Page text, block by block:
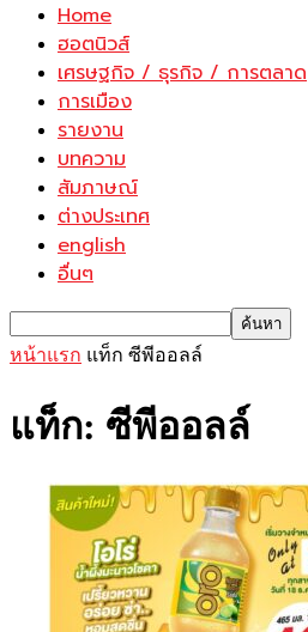
Home
ฮอตนิวส์
เศรษฐกิจ / ธุรกิจ / การตลาด
การเมือง
รายงาน
บทความ
สัมภาษณ์
ต่างประเทศ
english
อื่นๆ
หน้าแรก แท็ก ซีพีออลล์
แท็ก: ซีพีออลล์